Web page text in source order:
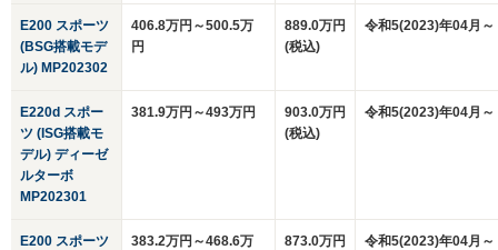
E200 スポーツ
(BSG搭載モデ
ル) MP202302
406.8万円～500.5万
円
889.0万円
(税込)
令和5(2023)年04月～
E220d スポー
ツ (ISG搭載モ
デル) ディーゼ
ルターボ
MP202301
381.9万円～493万円
903.0万円
(税込)
令和5(2023)年04月～
E200 スポーツ
383.2万円～468.6万
873.0万円
令和5(2023)年04月～